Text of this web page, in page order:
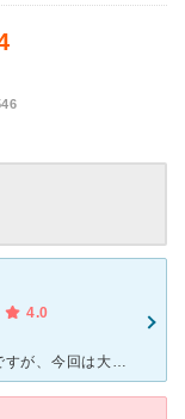
4.0
私がうまれたのもこちらの「産婦人科」さんですが、今回は大人になってからお世話になった「皮膚科」さんのお話です。当時、母に足の指の間が水ぶくれみたいになり皮膚も裂けていたしかゆみもあったので「水虫では？